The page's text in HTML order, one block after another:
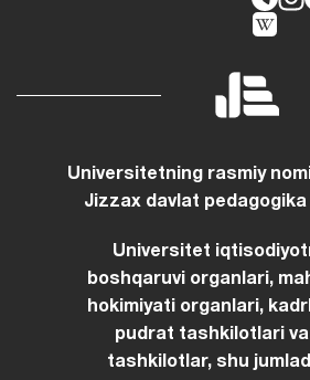
Universitetning rasmiy
Jizzax davlat
Universitet
boshqaruvi organlari,
hokimiyati organlari,
pudrat tashkilotlari
tashkilotlar, shu